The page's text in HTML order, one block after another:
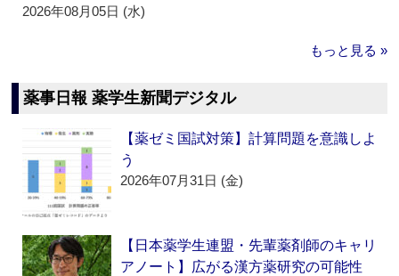
2026年08月05日 (水)
もっと見る »
薬事日報 薬学生新聞デジタル
【薬ゼミ国試対策】計算問題を意識しよ
う
2026年07月31日 (金)
【日本薬学生連盟・先輩薬剤師のキャリ
アノート】広がる漢方薬研究の可能性